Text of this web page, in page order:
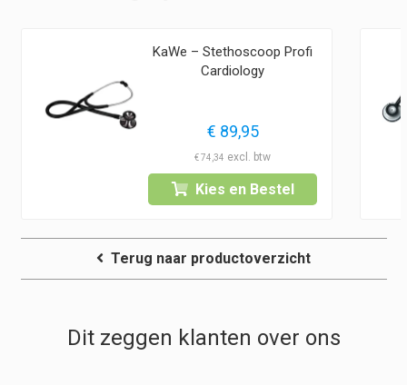
KaWe – Stethoscoop Profi
Cardiology
€ 89,95
€74,34
Kies en Bestel
Terug naar productoverzicht
Dit zeggen klanten over ons